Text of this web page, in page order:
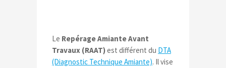
Le Repérage Amiante Avant
Travaux (RAAT)est différent du DTA
(Diagnostic Technique Amiante). Il vise